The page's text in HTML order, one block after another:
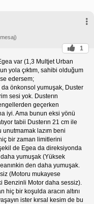
1
var (1,3 Multjet Urban
yola çıktım, sahibi olduğum
edersem;
önkonsol yumuşak, Duster
sesi yok. Dusterın
geçerken
iyi. Ama bunun eksi yönü
tabii Dusterın 21 cm ile
lazım beni
bir zaman limitlerini
de Egea da direksiyonda
yumuşak (Yüksek
den daha yumuşak.
(Motoru mukayese
Benzinli Motor daha sessiz).
bir koşulda aracın altını
ister kırsal kesim de bu